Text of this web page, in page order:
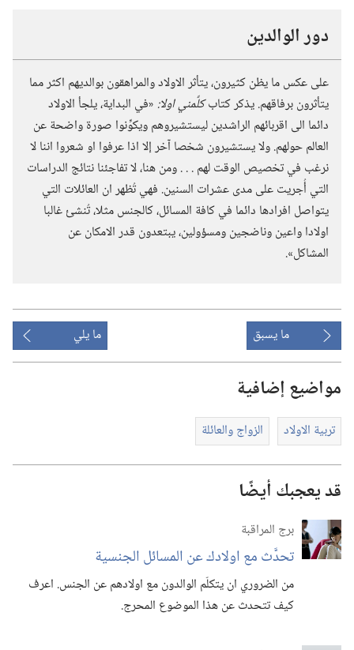
دور الوالدين
على عكس ما يظن كثيرون،‏ يتأثر الاولاد والمراهقون بوالديهم اكثر مما
يتأثرون برفاقهم.‏ يذكر كتابكلِّمني اولا:‏ «في البداية،‏ يلجأ الاولاد
دائما الى اقربائهم الراشدين ليستشيروهم ويكوِّنوا صورة واضحة عن
العالم حولهم.‏ ولا يستشيرون شخصا آخر إلا اذا عرفوا او شعروا اننا لا
نرغب في تخصيص الوقت لهم .‏ .‏ .‏ ومن هنا،‏ لا تفاجئنا نتائج الدراسات
التي أُجريت على مدى عشرات السنين.‏ فهي تُظهر ان العائلات التي
يتواصل افرادها دائما في كافة المسائل،‏ كالجنس مثلا،‏ تُنشئ غالبا
اولادا واعين وناضجين ومسؤولين،‏ يبتعدون قدر الامكان عن
المشاكل».‏
ما يسبق ما يلي
مواضيع إضافية
تربية الاولاد الزواج والعائلة
قد يعجبك أيضًا
برج المراقبة
تحدَّث مع اولادك عن المسائل الجنسية
من الضروري ان يتكلّم الوالدون مع اولادهم عن الجنس.‏ اعرف
كيف تتحدث عن هذا الموضوع المحرج.‏